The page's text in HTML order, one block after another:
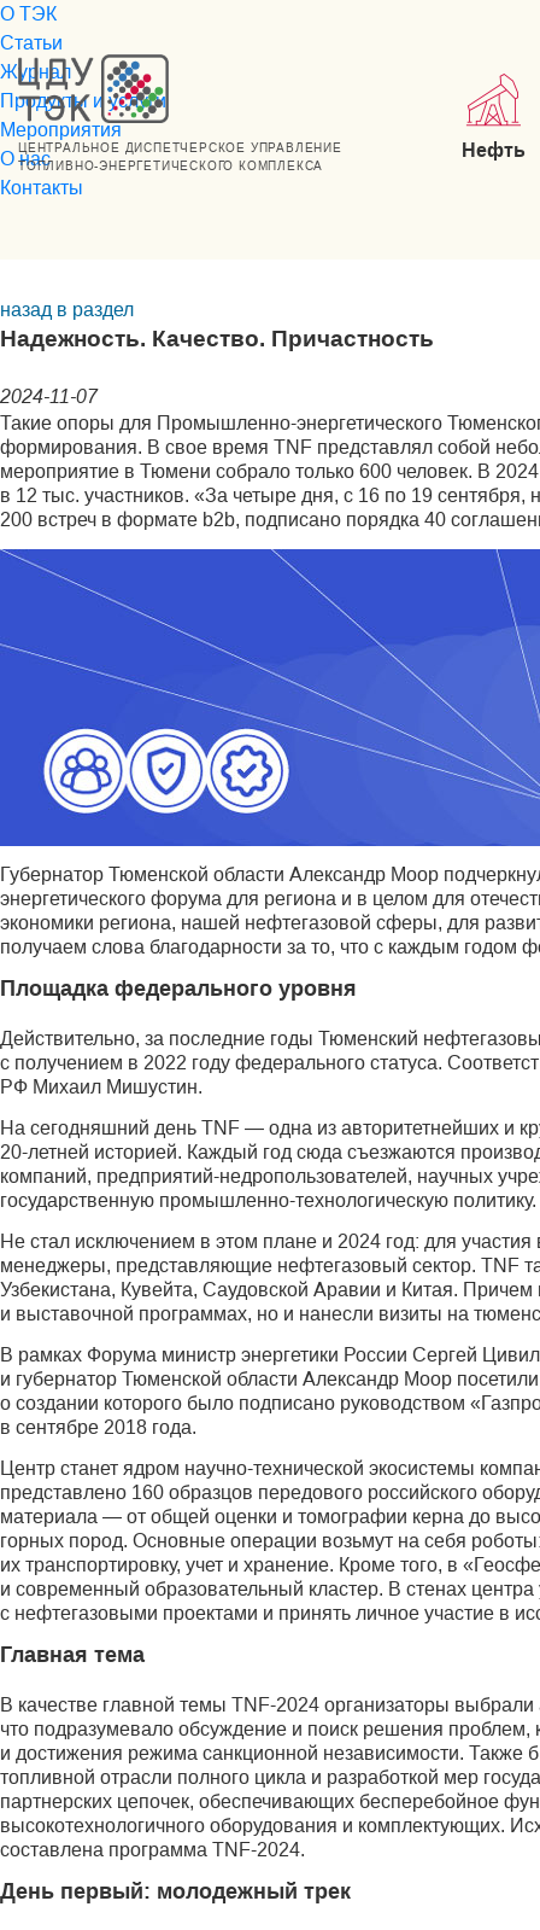
ЦЕНТРАЛЬНОЕ ДИСПЕТЧЕРСКОЕ УПРАВЛЕНИЕ
ТОПЛИВНО-ЭНЕРГЕТИЧЕСКОГО КОМПЛЕКСА
Нефть
О ТЭК
Статьи
Журнал
Продукты и услуги
Мероприятия
О нас
Контакты
назад в раздел
Надежность. Качество. Причастность
2024-11-07
Такие опоры для Промышленно-энергетического
формирования. В свое время TNF представлял собой
мероприятие в Тюмени собрало только 600 человек. В
в 12 тыс. участников. «За четыре дня, с 16 по 19
200 встреч в формате b2b, подписано порядка 40
Губернатор Тюменской области Александр Моор
энергетического форума для региона и в целом для
экономики региона, нашей нефтегазовой сферы, для
получаем слова благодарности за то, что с каждым
Площадка федерального уровня
Действительно, за последние годы Тюменский
с получением в 2022 году федерального статуса.
РФ Михаил Мишустин.
На сегодняшний день TNF — одна из авторитетнейших и
20-летней историей. Каждый год сюда съезжаются
компаний, предприятий-недропользователей, научных
государственную промышленно-технологическую политику.
Не стал исключением в этом плане и 2024 год: для
менеджеры, представляющие нефтегазовый сектор. TNF
Узбекистана, Кувейта, Саудовской Аравии и Китая.
и выставочной программах, но и нанесли визиты на
В рамках Форума министр энергетики России Сергей
и губернатор Тюменской области Александр Моор
о создании которого было подписано руководством
в сентябре 2018 года.
Центр станет ядром научно-технической экосистемы
представлено 160 образцов передового российского
материала — от общей оценки и томо­графии керна до
горных пород. Основные операции возьмут на себя
их транспортировку, учет и хранение. Кроме того, в
и современный образовательный кластер. В стенах
с нефтегазовыми проектами и принять личное участие в
Главная тема
В качестве главной темы TNF-2024 организаторы
что подразумевало обсуждение и поиск решения проблем,
и достижения режима санкционной независимости.
топливной отрасли полного цикла и разработкой мер
партнерских цепочек, обеспечивающих бесперебойное
высокотехнологичного оборудования и комплектующих.
составлена программа TNF-2024.
День первый: молодежный трек